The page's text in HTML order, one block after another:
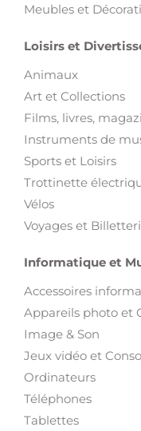
Meubles et
Loisirs et
Animaux
Art et Collections
Films, livres,
Instruments de
Sports et Loisirs
Trottinette
Vélos
Voyages et
Informatique et
Accessoires
Appareils photo et
Image & Son
Jeux vidéo et
Ordinateurs
Téléphones
Tablettes